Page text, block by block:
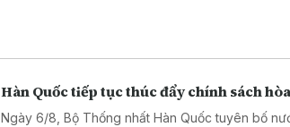
Hàn Quốc tiếp tục thúc đẩy chính sách
Ngày 6/8, Bộ Thống nhất Hàn Quốc tuyên bố